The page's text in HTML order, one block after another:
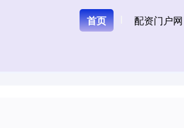
首页 配资门户网